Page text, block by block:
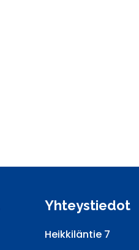
Yhteystiedot
Heikkiläntie 7